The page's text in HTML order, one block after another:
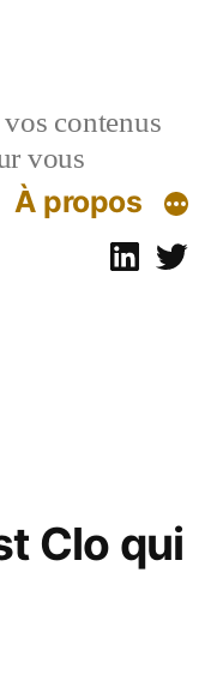
contenus
vous
À propos
Clo qui